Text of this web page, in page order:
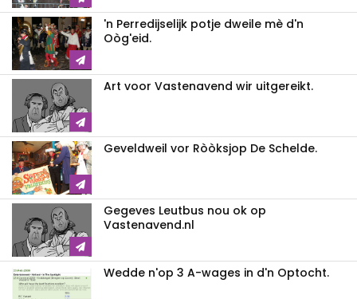
'n Perredijselijk potje dweile mè d'n
Oòg'eid.
Art voor Vastenavend wir uitgereikt.
Geveldweil vor Ròòksjop De Schelde.
Gegeves Leutbus nou ok op
Vastenavend.nl
Wedde n'op 3 A-wages in d'n Optocht.